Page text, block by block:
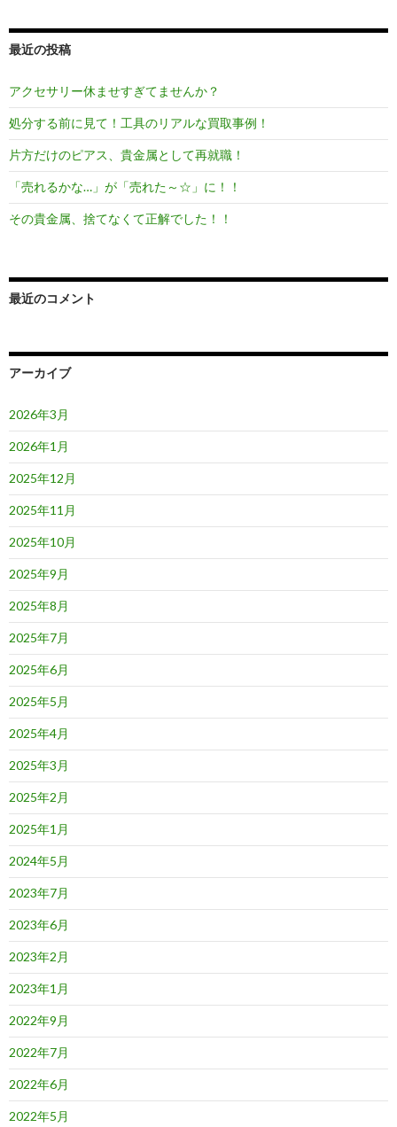
最近の投稿
アクセサリー休ませすぎてませんか？
処分する前に見て！工具のリアルな買取事例！
片方だけのピアス、貴金属として再就職！
「売れるかな…」が「売れた～☆」に！！
その貴金属、捨てなくて正解でした！！
最近のコメント
アーカイブ
2026年3月
2026年1月
2025年12月
2025年11月
2025年10月
2025年9月
2025年8月
2025年7月
2025年6月
2025年5月
2025年4月
2025年3月
2025年2月
2025年1月
2024年5月
2023年7月
2023年6月
2023年2月
2023年1月
2022年9月
2022年7月
2022年6月
2022年5月